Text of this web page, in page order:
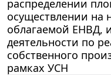
распределении
осуществлении на
облагаемой ЕНВД,
деятельности по
собственного
рамках УСН